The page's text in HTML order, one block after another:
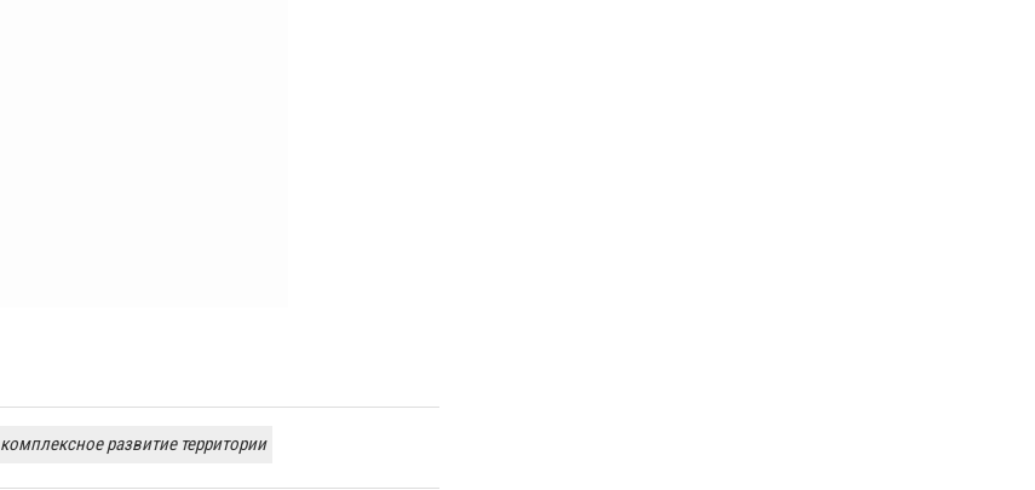
комплексное развитие территории